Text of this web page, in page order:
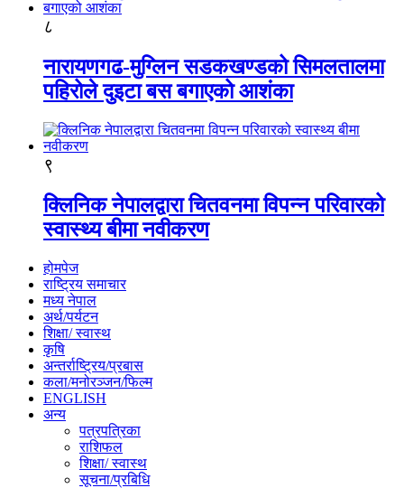
८
नारायणगढ-मुग्लिन सडकखण्डको सिमलतालमा
पहिरोले दुइटा बस बगाएको आशंका
९
क्लिनिक नेपालद्वारा चितवनमा विपन्न परिवारको
स्वास्थ्य बीमा नवीकरण
होमपेज
राष्ट्रिय समाचार
मध्य नेपाल
अर्थ/पर्यटन
शिक्षा/ स्वास्थ
कृषि
अन्तर्राष्ट्रिय/प्रबास
कला/मनोरञ्जन/फिल्म
ENGLISH
अन्य
पत्रपत्रिका
राशिफल
शिक्षा/ स्वास्थ
सूचना/प्रबिधि